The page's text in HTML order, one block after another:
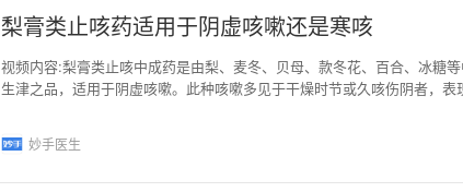
梨膏类止咳药适用于阴虚咳嗽还是寒咳
视频内容:梨膏类止咳中成药是由梨、麦冬、贝母、款冬花、百合、冰糖
生津之品，适用于阴虚咳嗽。此种咳嗽多见于干燥时节或久咳伤阴者，
妙手医生